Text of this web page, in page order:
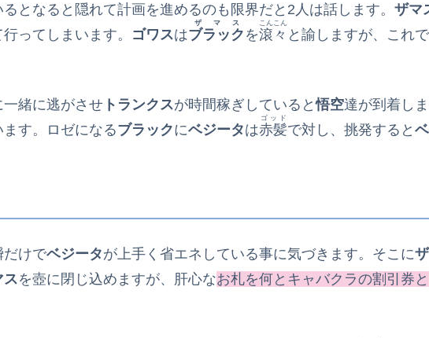
となると隠れて計画を進めるのも限界だと2人は話します。 ザマ
ってしまいます。 ゴワスはブラック
ザマス
を滾々
こんこん
と諭しますが、これ
一緒に逃がさせ トランクスが時間稼ぎしていると悟空達が到着しま
す。ロゼになるブラックにベジータは赤髪
ゴッド
で対し、挑発すると
だけでベジータが上手く省エネしている事に気づきます。そこに
スを壺に閉じ込めますが、肝心なお札を何とキャバクラの割引券